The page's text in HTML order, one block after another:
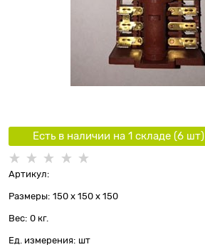
Есть в наличии на 1 складe (6шт)
Артикул:
Размеры: 150 x 150 x 150
Вес: 0 кг.
Ед. измерения: шт